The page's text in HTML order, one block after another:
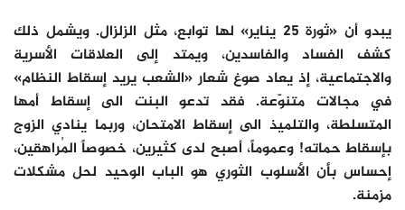
يبدو أن «ثورة 25 يناير» لها توابع، مثل الزلزال. ويشمل ذلك
كشف الفساد والفاسدين، ويمتد إلى العلاقات الأسرية
والاجتماعية، إذ يعاد صوغ شعار «الشعب يريد إسقاط النظام»
في مجالات متنوّعة. فقد تدعو البنت الى إسقاط أمها
المتسلطة، والتلميذ الى إسقاط الامتحان، وربما ينادي الزوج
بإسقاط حماته! وعموماً، أصبح لدى كثيرين، خصوصاً المُراهقين،
إحساس بأن الأسلوب الثوري هو الباب الوحيد لحل مشكلات
مزمنة.